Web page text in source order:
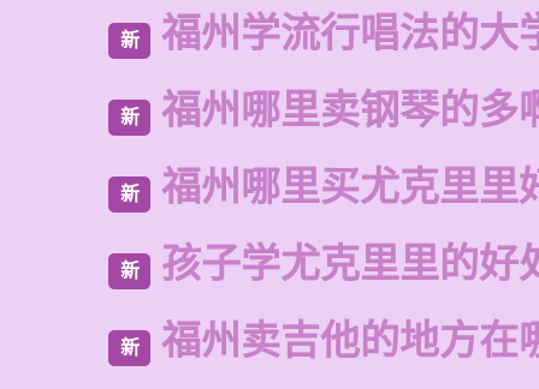
新 福州学流行唱法的大
新 福州哪里卖钢琴的多
新 福州哪里买尤克里里
新 孩子学尤克里里的好
新 福州卖吉他的地方在